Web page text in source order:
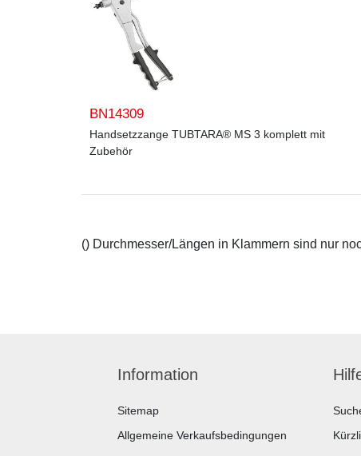
BN14309
Handsetzzange TUBTARA® MS 3 komplett mit
Zubehör
() Durchmesser/Längen in Klammern sind nur
Information
Sitemap
Allgemeine Verkaufsbedingungen